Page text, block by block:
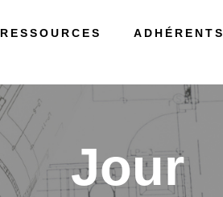
RESSOURCES ADHÉRENTS
Jour